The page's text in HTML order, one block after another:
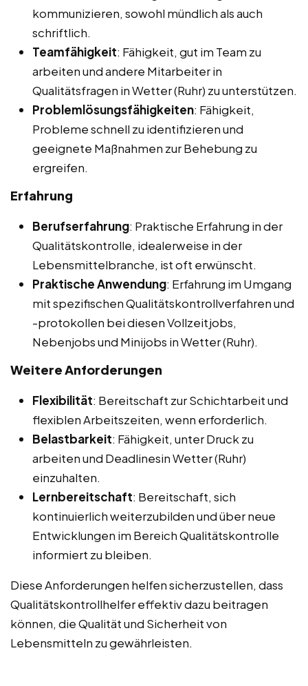
kommunizieren, sowohl mündlich als auch
schriftlich.
Teamfähigkeit: Fähigkeit, gut im Team zu
arbeiten und andere Mitarbeiter in
Qualitätsfragen in Wetter (Ruhr) zu unterstützen.
Problemlösungsfähigkeiten: Fähigkeit,
Probleme schnell zu identifizieren und
geeignete Maßnahmen zur Behebung zu
ergreifen.
Erfahrung
Berufserfahrung: Praktische Erfahrung in der
Qualitätskontrolle, idealerweise in der
Lebensmittelbranche, ist oft erwünscht.
Praktische Anwendung: Erfahrung im Umgang
mit spezifischen Qualitätskontrollverfahren und
-protokollen bei diesen Vollzeitjobs,
Nebenjobs und Minijobs in Wetter (Ruhr).
Weitere Anforderungen
Flexibilität: Bereitschaft zur Schichtarbeit und
flexiblen Arbeitszeiten, wenn erforderlich.
Belastbarkeit: Fähigkeit, unter Druck zu
arbeiten und Deadlinesin Wetter (Ruhr)
einzuhalten.
Lernbereitschaft: Bereitschaft, sich
kontinuierlich weiterzubilden und über neue
Entwicklungen im Bereich Qualitätskontrolle
informiert zu bleiben.
Diese Anforderungen helfen sicherzustellen, dass
Qualitätskontrollhelfer effektiv dazu beitragen
können, die Qualität und Sicherheit von
Lebensmitteln zu gewährleisten.